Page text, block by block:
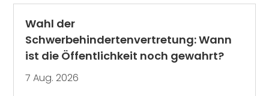
Wahl der
Schwerbehindertenvertretung: Wann
ist die Öffentlichkeit noch gewahrt?
7 Aug. 2026